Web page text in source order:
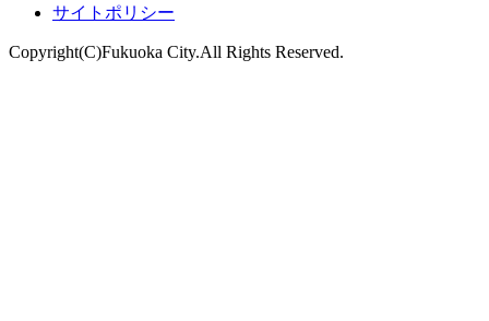
サイトポリシー
Copyright(C)Fukuoka City.All Rights Reserved.